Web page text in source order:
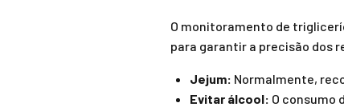
O monitoramento de
para garantir a precisão dos
Jejum: Normalmente,
Evitar álcool: O consumo